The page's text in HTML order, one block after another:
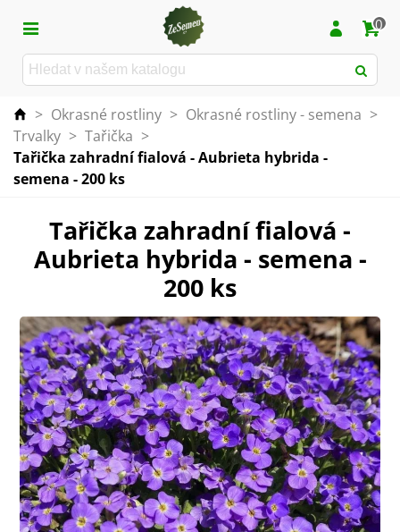
0
> Okrasné rostliny > Okrasné rostliny - semena >
Trvalky > Tařička >
Tařička zahradní fialová - Aubrieta hybrida -
semena - 200 ks
Tařička zahradní fialová -
Aubrieta hybrida - semena -
200 ks